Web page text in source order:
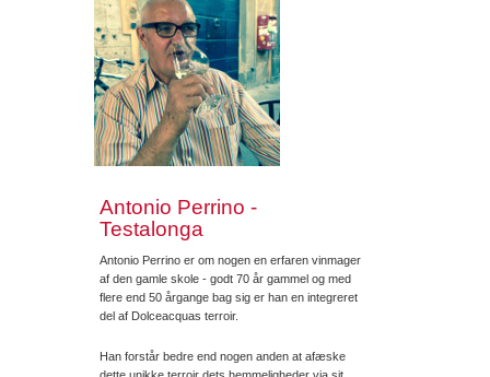
Antonio Perrino -
Testalonga
Antonio Perrino er om nogen en erfaren vinmager
af den gamle skole - godt 70 år gammel og med
flere end 50 årgange bag sig er han en integreret
del af Dolceacquas terroir.
Han forstår bedre end nogen anden at afæske